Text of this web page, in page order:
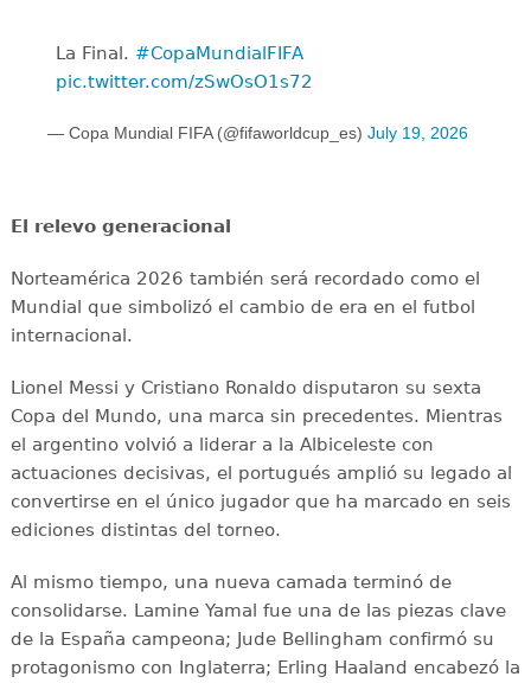
La Final. ️ #CopaMundialFIFA
pic.twitter.com/zSwOsO1s72
— Copa Mundial FIFA (@fifaworldcup_es) July 19, 2026
El relevo generacional
Norteamérica 2026 también será recordado como el
Mundial que simbolizó el cambio de era en el futbol
internacional.
Lionel Messi y Cristiano Ronaldo disputaron su sexta
Copa del Mundo, una marca sin precedentes. Mientras
el argentino volvió a liderar a la Albiceleste con
actuaciones decisivas, el portugués amplió su legado al
convertirse en el único jugador que ha marcado en seis
ediciones distintas del torneo.
Al mismo tiempo, una nueva camada terminó de
consolidarse. Lamine Yamal fue una de las piezas clave
de la España campeona; Jude Bellingham confirmó su
protagonismo con Inglaterra; Erling Haaland encabezó la